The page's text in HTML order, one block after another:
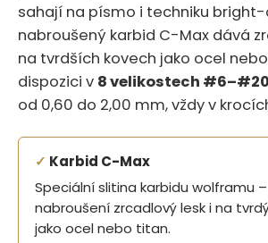
sahají na písmo i techniku
nabroušený karbid C-Max dává
na tvrdších kovech jako ocel
dispozici v 8 velikostech #6–#20
od 0,60 do 2,00 mm, vždy v
✓ Karbid C-Max
Speciální slitina karbidu wolframu
nabroušení zrcadlový lesk i na
jako ocel nebo titan.